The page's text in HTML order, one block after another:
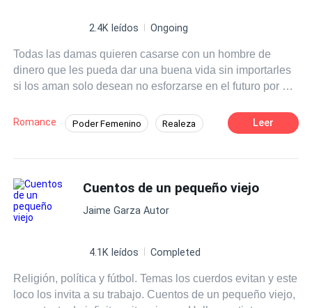
2.4K leídos Ongoing
Todas las damas quieren casarse con un hombre de
dinero que les pueda dar una buena vida sin importarles
si los aman solo desean no esforzarse en el futuro por el
medios aunque en esta sociedad tan machista es muy
difícil ser una mujer independiente.
Romance Poder Femenino Realeza Leer
Cuentos de un pequeño viejo
Jaime Garza Autor
4.1K leídos Completed
Religión, política y fútbol. Temas los cuerdos evitan y este
loco los invita a su trabajo. Cuentos de un pequeño viejo,